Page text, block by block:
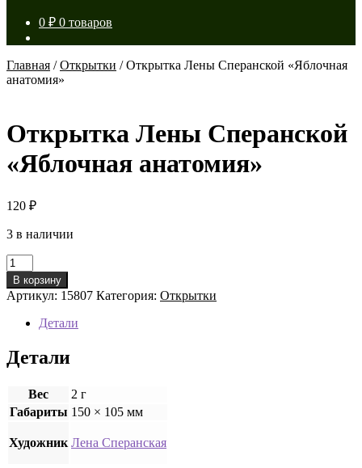
0 ₽ 0 товаров
Главная /Открытки /Открытка Лены Сперанской «Яблочная
анатомия»
Открытка Лены Сперанской
«Яблочная анатомия»
120 ₽
3 в наличии
Количество
товара
Открытка
Лены
Сперанской
«Яблочная
анатомия»
В корзину
Артикул: 15807 Категория: Открытки
Детали
Детали
Вес
2 г
Габариты 150 × 105 мм
Художник Лена Сперанская